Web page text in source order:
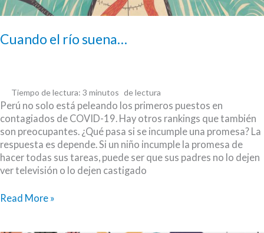
Cuando el río suena…
Tiempo de lectura: 3 minutos
Perú no solo está peleando los primeros puestos en
contagiados de COVID-19. Hay otros rankings que también
son preocupantes. ¿Qué pasa si se incumple una promesa? La
respuesta es depende. Si un niño incumple la promesa de
hacer todas sus tareas, puede ser que sus padres no lo dejen
ver televisión o lo dejen castigado
Cuando
Read More »